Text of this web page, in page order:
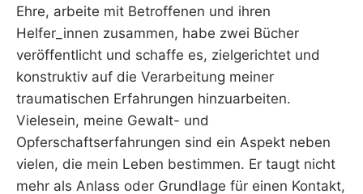
Ehre, arbeite mit Betroffenen und ihren
Helfer_innen zusammen, habe zwei Bücher
veröffentlicht und schaffe es, zielgerichtet und
konstruktiv auf die Verarbeitung meiner
traumatischen Erfahrungen hinzuarbeiten.
Vielesein, meine Gewalt- und
Opferschaftserfahrungen sind ein Aspekt neben
vielen, die mein Leben bestimmen. Er taugt nicht
mehr als Anlass oder Grundlage für einen Kontakt,